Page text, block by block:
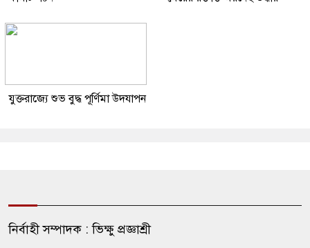
যুক্তরাজ্যে শুভ বুদ্ধ পূর্ণিমা উদযাপন
নির্বাহী সম্পাদক : ভিক্ষু প্রজ্ঞাশ্রী